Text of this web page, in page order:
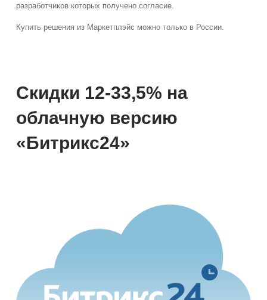
разработчиков которых получено согласие.
Купить решения из Маркетплэйс можно только в России.
Скидки 12-33,5% на
облачную версию
«Битрикс24»